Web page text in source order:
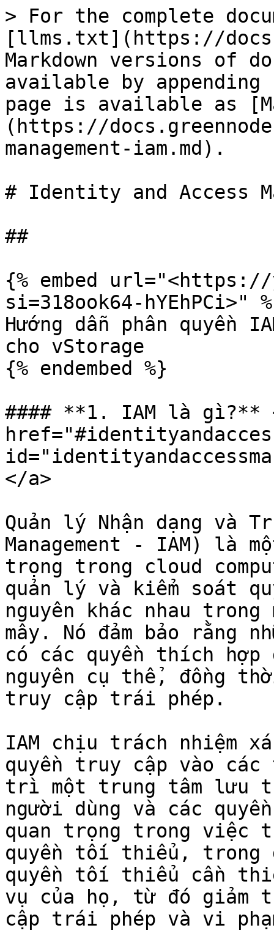
> For the complete
[llms.txt](https://
Markdown versions of
available by
page is available as
(https://
management-iam.md).
# Identity and Access
##
{% embed url="<https://
si=318ook64-hYEhPCi>"
Hướng dẫn phân quyền
cho vStorage
{% endembed %}
#### **1. IAM là gì?**
</a>
Quản lý Nhận dạng và
Management - IAM) là
trọng trong cloud
quản lý và kiểm soát
nguyên khác nhau
mây. Nó đảm bảo rằng
có các quyền thích
nguyên cụ thể, đồng
truy cập trái phép.
IAM chịu trách nhiệm
quyền truy cập vào
trì một trung tâm lưu
người dùng và các
quan trọng trong việc
quyền tối thiểu, trong
quyền tối thiểu cần
vụ của họ, từ đó
cập trái phép và vi